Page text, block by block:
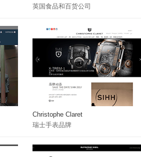
英国食品和百货公司
Christophe Claret
瑞士手表品牌